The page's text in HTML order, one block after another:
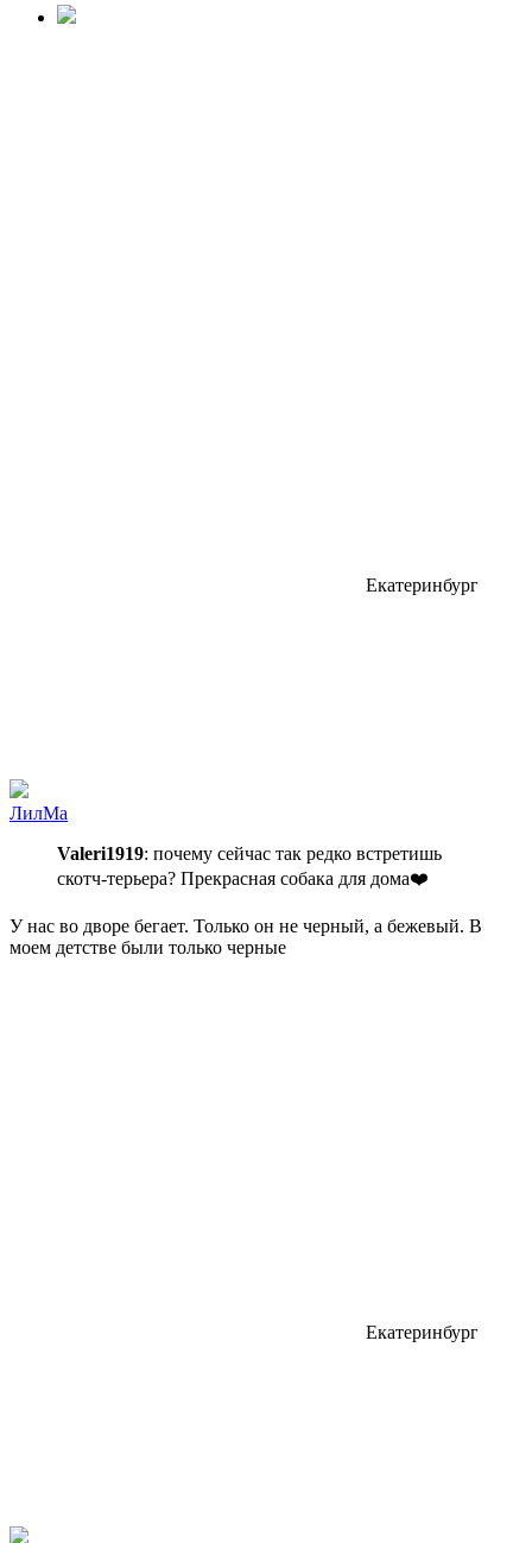
Екатеринбург
ЛилМа
Valeri1919: почему сейчас так редко встретишь
скотч-терьера? Прекрасная собака для дома❤️
У нас во дворе бегает. Только он не черный, а бежевый. В
моем детстве были только черные
Екатеринбург